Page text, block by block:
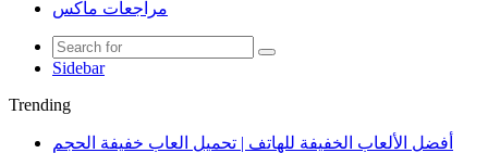
مراجعات ماكس
Sidebar
Trending
أفضل الألعاب الخفيفة للهاتف | تحميل العاب خفيفة الحجم